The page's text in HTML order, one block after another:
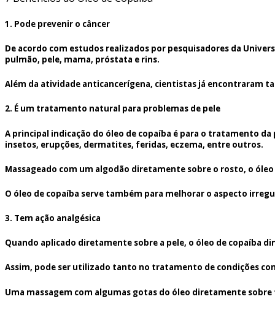
1. Pode prevenir o câncer
De acordo com estudos realizados por pesquisadores da
pulmão, pele, mama, próstata e rins.
Além da atividade anticancerígena, cientistas já encontraram
2. É um tratamento natural para problemas de pele
A principal indicação do óleo de copaíba é para o tratamento
insetos, erupções, dermatites, feridas, eczema, entre outros.
Massageado com um algodão diretamente sobre o rosto, o
O óleo de copaíba serve também para melhorar o aspecto
3. Tem ação analgésica
Quando aplicado diretamente sobre a pele, o óleo de copaíba
Assim, pode ser utilizado tanto no tratamento de condições
Uma massagem com algumas gotas do óleo diretamente